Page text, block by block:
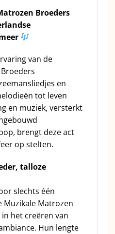
Broeders
van de
en
tot leven
en muziek, versterkt
brengt deze act
op stelten.
talloze
slechts één
Matrozen
het creëren van
Hun lengte